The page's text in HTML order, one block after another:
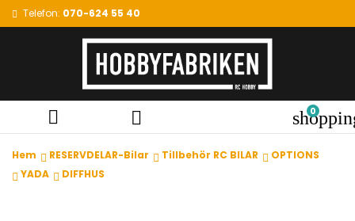
Telefon: 070-624 55 40
  0
Hem RESERVDELAR-Bilar Tillbehör RC BILAR
OPTIONS
YADA
DIFFHUS